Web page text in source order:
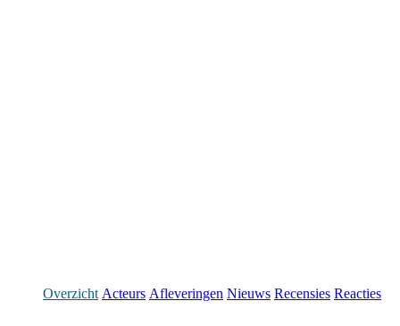
Overzicht Acteurs Afleveringen Nieuws Recensies Reacties